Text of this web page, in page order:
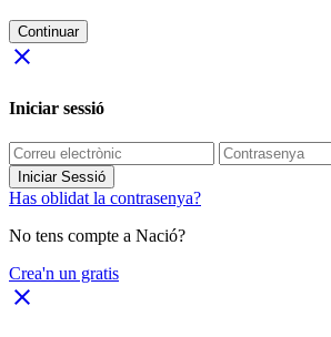
Continuar
close
Iniciar sessió
Iniciar Sessió
Has oblidat la contrasenya?
No tens compte a Nació?
Crea'n un gratis
close